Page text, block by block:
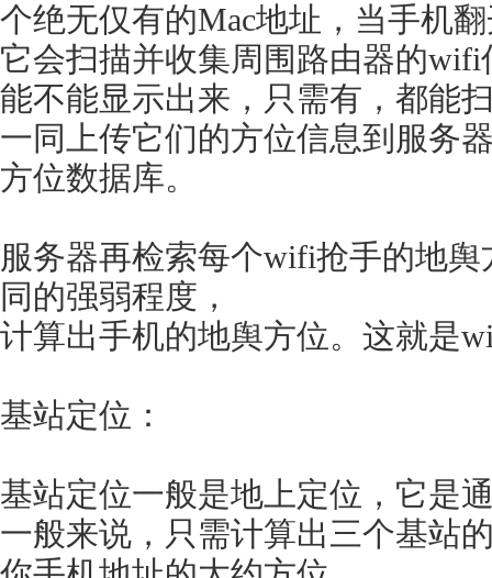
个绝无仅有的Mac地址，当手机
它会扫描并收集周围路由器的
能不能显示出来，只需有，都能
一同上传它们的方位信息到服务
方位数据库。
服务器再检索每个wifi抢手的地
同的强弱程度，
计算出手机的地舆方位。这就是
基站定位：
基站定位一般是地上定位，它是
一般来说，只需计算出三个基站